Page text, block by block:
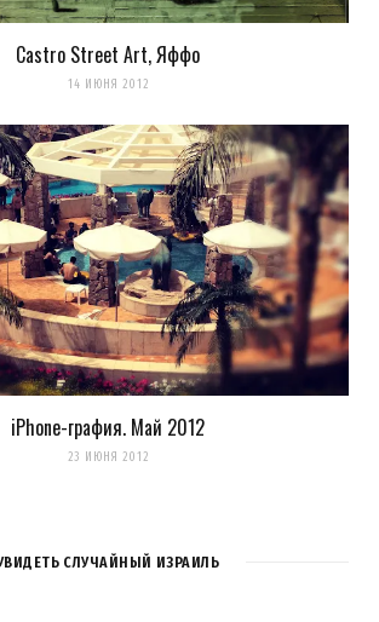
Castro Street Art, Яффо
14 ИЮНЯ 2012
iPhone-графия. Май 2012
23 ИЮНЯ 2012
СЛУЧАЙНЫЙ ИЗРАИЛЬ